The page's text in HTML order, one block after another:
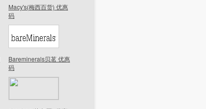
Macy's(梅西百货) 优惠
码
Bareminerals贝茗 优惠
码